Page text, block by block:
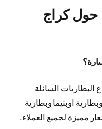
حول كراج
البطاريات السائلة
اوبتيما وبطارية
مميزة لجميع العملاء.